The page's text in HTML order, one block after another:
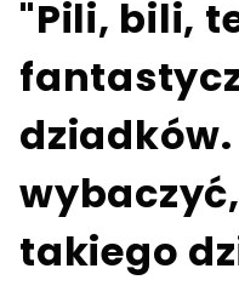
"Pili, bili,
takiego